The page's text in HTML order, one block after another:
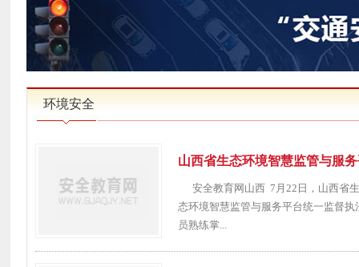
环境安全
山西省生态环境智慧监管与服
安全教育网山西 7月22日，山西省生
态环境智慧监管与服务平台统一监督
员熟练掌...